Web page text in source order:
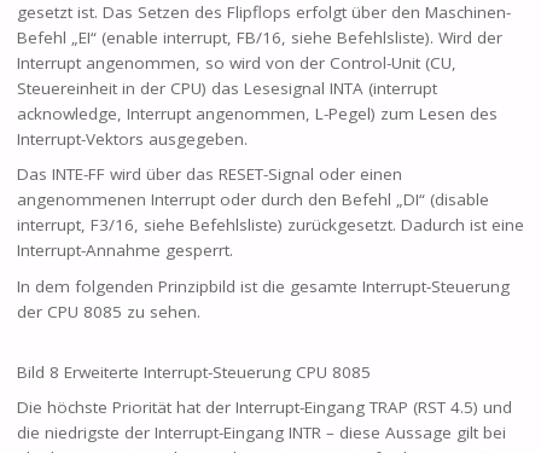
gesetzt ist. Das Setzen des Flipflops erfolgt über den Maschinen-
Befehl „EI“ (enable interrupt, FB/16, siehe Befehlsliste). Wird der
Interrupt angenommen, so wird von der Control-Unit (CU,
Steuereinheit in der CPU) das Lesesignal INTA (interrupt
acknowledge, Interrupt angenommen, L-Pegel) zum Lesen des
Interrupt-Vektors ausgegeben.
Das INTE-FF wird über das RESET-Signal oder einen
angenommenen Interrupt oder durch den Befehl „DI“ (disable
interrupt, F3/16, siehe Befehlsliste) zurückgesetzt. Dadurch ist eine
Interrupt-Annahme gesperrt.
In dem folgenden Prinzipbild ist die gesamte Interrupt-Steuerung
der CPU 8085 zu sehen.
Bild 8 Erweiterte Interrupt-Steuerung CPU 8085
Die höchste Priorität hat der Interrupt-Eingang TRAP (RST 4.5) und
die niedrigste der Interrupt-Eingang INTR – diese Aussage gilt bei